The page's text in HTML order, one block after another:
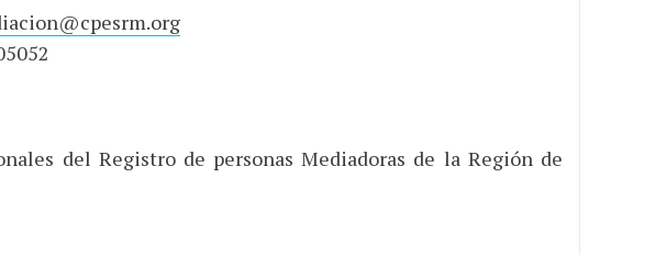
del Registro de personas Mediadoras de la Región de